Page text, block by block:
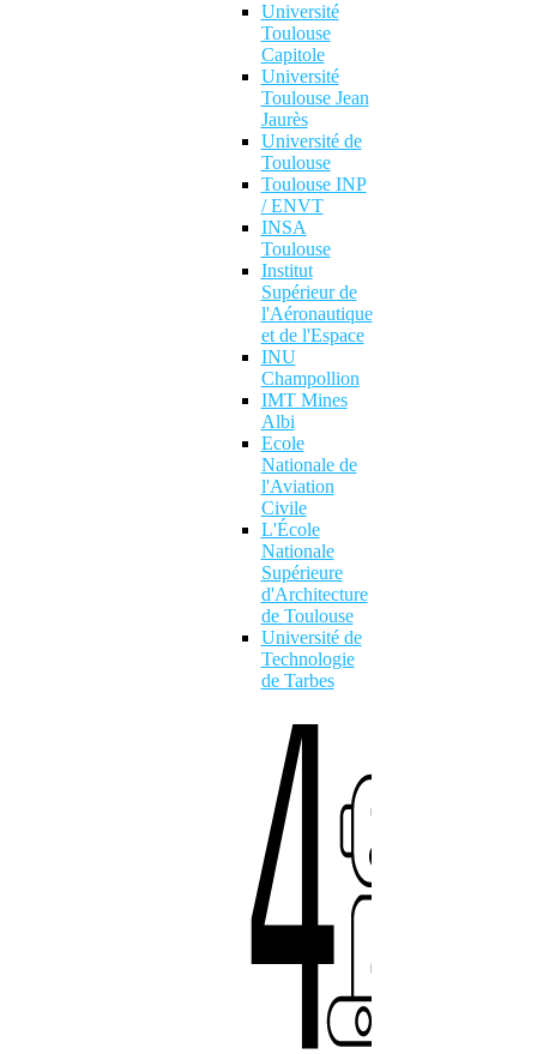
Université
Toulouse
Capitole
Université
Toulouse Jean
Jaurès
Université de
Toulouse
Toulouse INP
/ ENVT
INSA
Toulouse
Institut
Supérieur de
l'Aéronautique
et de l'Espace
INU
Champollion
IMT Mines
Albi
Ecole
Nationale de
l'Aviation
Civile
L'École
Nationale
Supérieure
d'Architecture
de Toulouse
Université de
Technologie
de Tarbes
4